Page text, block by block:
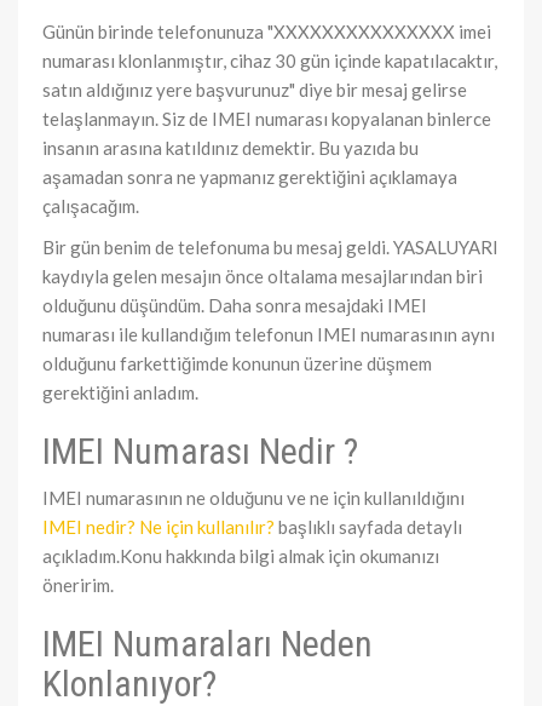
Günün birinde telefonunuza "XXXXXXXXXXXXXXX imei
numarası klonlanmıştır, cihaz 30 gün içinde kapatılacaktır,
satın aldığınız yere başvurunuz" diye bir mesaj gelirse
telaşlanmayın. Siz de IMEI numarası kopyalanan binlerce
insanın arasına katıldınız demektir. Bu yazıda bu
aşamadan sonra ne yapmanız gerektiğini açıklamaya
çalışacağım.
Bir gün benim de telefonuma bu mesaj geldi. YASALUYARI
kaydıyla gelen mesajın önce oltalama mesajlarından biri
olduğunu düşündüm. Daha sonra mesajdaki IMEI
numarası ile kullandığım telefonun IMEI numarasının aynı
olduğunu farkettiğimde konunun üzerine düşmem
gerektiğini anladım.
IMEI Numarası Nedir ?
IMEI numarasının ne olduğunu ve ne için kullanıldığını
IMEI nedir? Ne için kullanılır? başlıklı sayfada detaylı
açıkladım.Konu hakkında bilgi almak için okumanızı
öneririm.
IMEI Numaraları Neden
Klonlanıyor?